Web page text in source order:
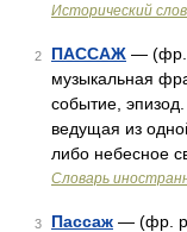
Исторический
2 ПАССАЖ — (фр.,
музыкальная
событие,
ведущая из
либо небесное
Словарь
3 Пассаж — (фр.